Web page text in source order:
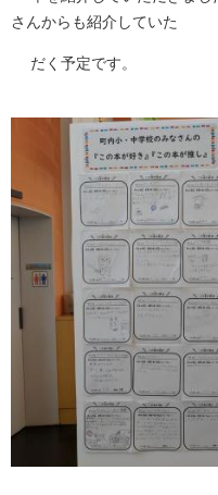
さんからも紹介していた
だく予定です。